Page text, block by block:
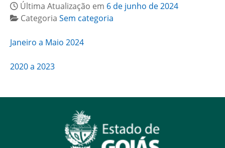
Última Atualização em 6 de junho de 2024
Categoria Sem categoria
Janeiro a Maio 2024
2020 a 2023